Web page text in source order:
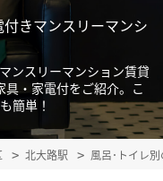
きマンスリーマンシ
ンスリーマンション賃貸
・家電付をご紹介。こ
簡単！
北大路駅 風呂･トイレ